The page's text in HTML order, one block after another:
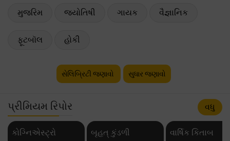
મુજરિમ જ્યોતિષી ગાયક વૈજ્ઞાનિક
ફૂટબૉલ હોકી
સેલિબ્રિટી જણાવો સુધાર જણાવો
પ્રીમિયમ રિપોર વધુ
કોગ્નિએસ્ટ્રો બૃહત્ કુંડળી વાર્ષિક કિતાબ